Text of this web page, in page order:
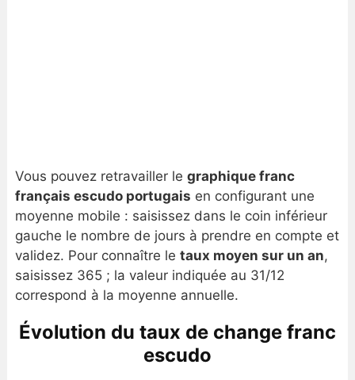
Vous pouvez retravailler le graphique franc
français escudo portugais en configurant une
moyenne mobile : saisissez dans le coin inférieur
gauche le nombre de jours à prendre en compte et
validez. Pour connaître le taux moyen sur un an,
saisissez 365 ; la valeur indiquée au 31/12
correspond à la moyenne annuelle.
Évolution du taux de change franc
escudo